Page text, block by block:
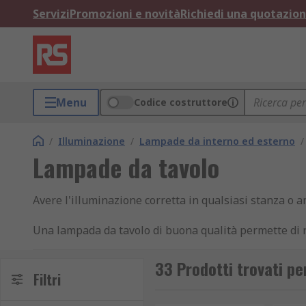
ServiziPromozioni e novitàRichiedi una
Menu Codice costruttore
/ Illuminazione / Lampade da interno ed esterno /
Lampade da tavolo
Avere l'illuminazione corretta in qualsiasi stanza o
Una lampada da tavolo di buona qualità permette
Tipo di lampade a catalogo
Filtri 33 Prodotti trovati